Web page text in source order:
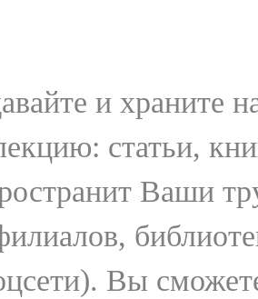
и храните
статьи,
Ваши
Вы